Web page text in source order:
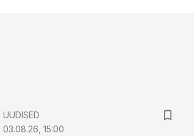
UUDISED
03.08.26, 15:00